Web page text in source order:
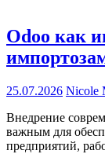
Odoo как
25.07.2026 Nicole
Внедрение
важным для
предприятий,